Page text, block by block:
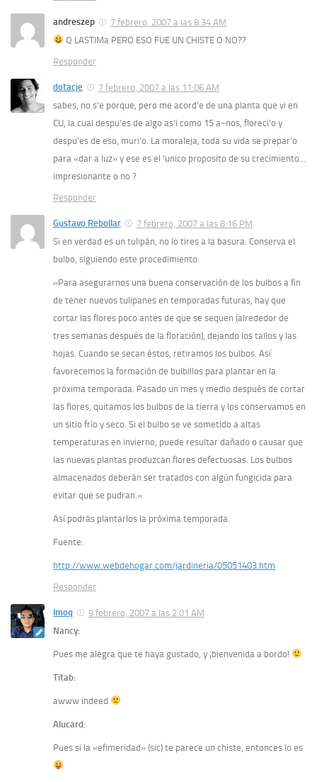
andreszep
7 febrero, 2007 a las 8:34 AM
Q LASTIMa PERO ESO FUE UN CHISTE O NO??
Responder
dotacje
7 febrero, 2007 a las 11:06 AM
sabes, no s’e porque, pero me acord’e de una planta que vi en
CU, la cual despu’es de algo as’i como 15 a~nos, floreci’o y
despu’es de eso, muri’o. La moraleja, toda su vida se prepar’o
para «dar a luz» y ese es el ‘unico proposito de su crecimiento…
impresionante o no ?
Responder
Gustavo Rebollar
7 febrero, 2007 a las 8:16 PM
Si en verdad es un tulipán, no lo tires a la basura. Conserva el
bulbo, siguiendo este procedimiento:
«Para asegurarnos una buena conservación de los bulbos a fin
de tener nuevos tulipanes en temporadas futuras, hay que
cortar las flores poco antes de que se sequen (alrededor de
tres semanas después de la floración), dejando los tallos y las
hojas. Cuando se secan éstos, retiramos los bulbos. Así
favorecemos la formación de bulbillos para plantar en la
próxima temporada. Pasado un mes y medio después de cortar
las flores, quitamos los bulbos de la tierra y los conservamos en
un sitio frío y seco. Si el bulbo se ve sometido a altas
temperaturas en invierno, puede resultar dañado o causar que
las nuevas plantas produzcan flores defectuosas. Los bulbos
almacenados deberán ser tratados con algún fungicida para
evitar que se pudran.»
Así podrás plantarlos la próxima temporada.
Fuente:
http://www.webdehogar.com/jardineria/05051403.htm
Responder
Imoq
9 febrero, 2007 a las 2:01 AM
Nancy:
Pues me alegra que te haya gustado, y ¡bienvenida a bordo!
Titab:
awww indeed
Alucard:
Pues si la «efimeridad» (sic) te parece un chiste, entonces lo es